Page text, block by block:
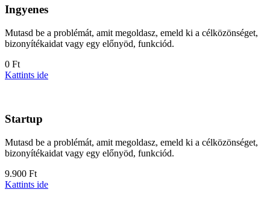
Ingyenes
Mutasd be a problémát, amit megoldasz, emeld ki a célközönséget,
bizonyítékaidat vagy egy előnyöd, funkciód.
0 Ft
Kattints ide
Startup
Mutasd be a problémát, amit megoldasz, emeld ki a célközönséget,
bizonyítékaidat vagy egy előnyöd, funkciód.
9.900 Ft
Kattints ide